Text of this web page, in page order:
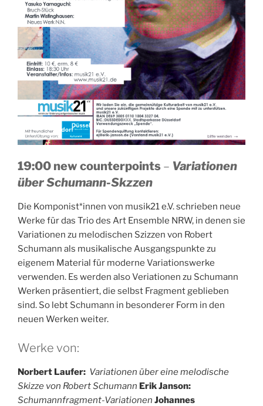
19:00 new counterpoints – Variationen
über Schumann-Skzzen
Die Komponist*innen von musik21 e.V. schrieben neue
Werke für das Trio des Art Ensemble NRW, in denen sie
Variationen zu melodischen Szizzen von Robert
Schumann als musikalische Ausgangspunkte zu
eigenem Material für moderne Variationswerke
verwenden. Es werden also Veriationen zu Schumann
Werken präsentiert, die selbst Fragment geblieben
sind. So lebt Schumann in besonderer Form in den
neuen Werken weiter.
Werke von:
Norbert Laufer: Variationen über eine melodische
Skizze von Robert Schumann Erik Janson:
Schumannfragment-Variationen Johannes